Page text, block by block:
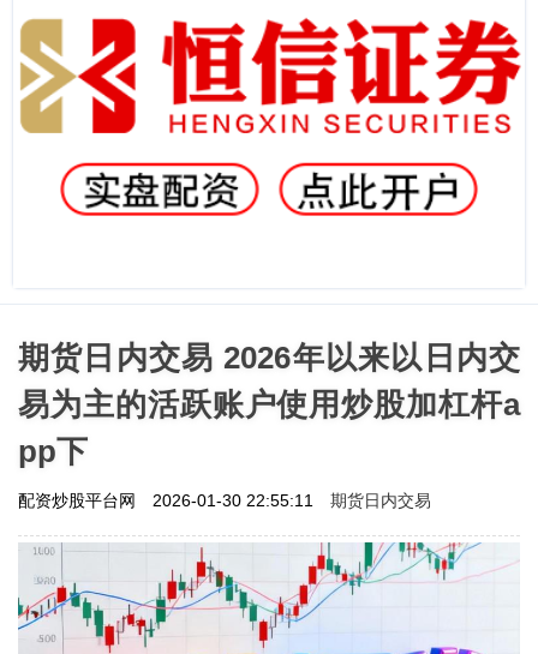
期货日内交易 2026年以来以日内交
易为主的活跃账户使用炒股加杠杆a
pp下
配资炒股平台网 2026-01-30 22:55:11 期货日内交易